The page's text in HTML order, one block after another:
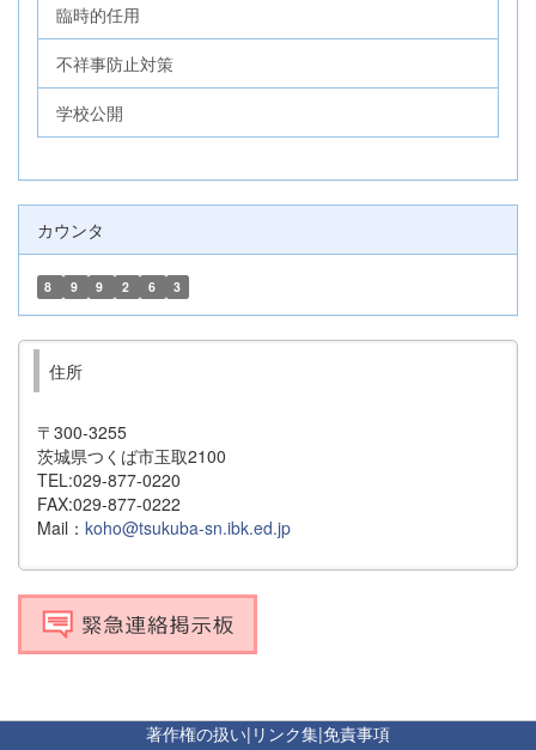
臨時的任用
不祥事防止対策
学校公開
カウンタ
8 9 9 2 6 3
住所
〒300-3255
茨城県つくば市玉取2100
TEL:029-877-0220
FAX:029-877-0222
Mail： koho@tsukuba-sn.ibk.ed.jp
著作権の扱い| リンク集|免責事項